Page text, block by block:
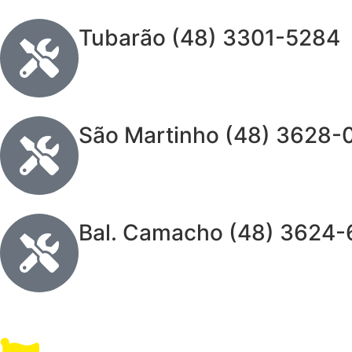
Tubarão (48) 3301-5284
São Martinho (48) 3628-
Bal. Camacho (48) 3624-